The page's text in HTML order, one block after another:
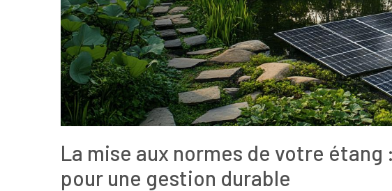
La mise aux normes de votre
pour une gestion durable